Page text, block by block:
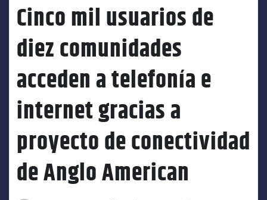
Cinco mil usuarios de
diez comunidades
acceden a telefonía e
internet gracias a
proyecto de conectividad
de Anglo American